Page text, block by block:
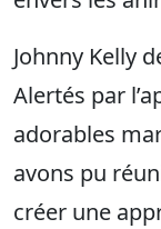
Johnny Kelly
Alertés par
adorables
avons pu
créer une